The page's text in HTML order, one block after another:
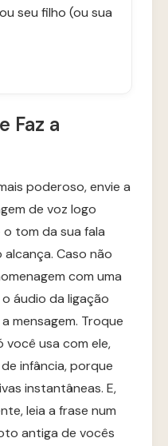
seu filho (ou sua
Faz a
poderoso, envie a
de voz logo
tom da sua fala
Caso não
com uma
áudio da ligação
mensagem. Troque
você usa com ele,
infância, porque
instantâneas. E,
leia a frase num
antiga de vocês